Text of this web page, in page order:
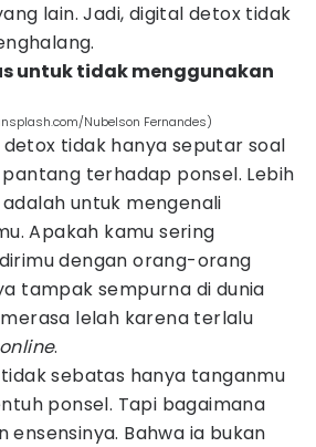
lain. Jadi, digital detox tidak
untuk tidak menggunakan
Nubelson Fernandes)
tidak hanya seputar soal
terhadap ponsel. Lebih
untuk mengenali
Apakah kamu sering
dengan orang-orang
tampak sempurna di dunia
lelah karena terlalu
online.
sebatas hanya tanganmu
ponsel. Tapi bagaimana
ensensinya. Bahwa ia bukan